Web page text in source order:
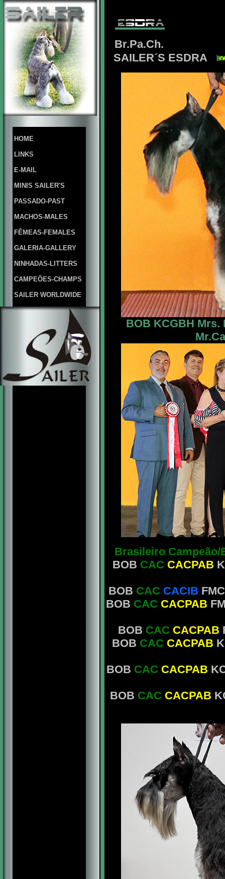
HOME
LINKS
E-MAIL
MINIS SAILER'S
PASSADO-PAST
MACHOS-MALES
FÊMEAS-FEMALES
GALERIA-GALLERY
NINHADAS-LITTERS
CAMPEÕES-CHAMPS
SAILER WORLDWIDE
Br.Pa.Ch.
SAILER´S ESDRA
BOB KCGBH Mrs.
Brasileiro
BOB CAC CACPAB
BOB CAC CACIB
BOB CAC CACPAB
BOB CAC CACPAB
BOB CAC CACPAB
BOB CAC CACPAB
BOB CAC CACPAB